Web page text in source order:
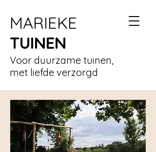
MARIEKE
TUINEN
Voor duurzame tuinen,
met liefde verzorgd